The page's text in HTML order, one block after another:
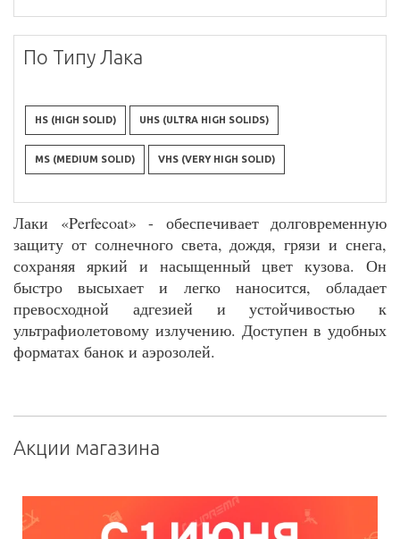
По Типу Лака
HS (HIGH SOLID) UHS (ULTRA HIGH SOLIDS)
MS (MEDIUM SOLID) VHS (VERY HIGH SOLID)
Лаки «Perfecoat» - обеспечивает долговременную
защиту от солнечного света, дождя, грязи и снега,
сохраняя яркий и насыщенный цвет кузова. Он
быстро высыхает и легко наносится, обладает
превосходной адгезией и устойчивостью к
ультрафиолетовому излучению. Доступен в удобных
форматах банок и аэрозолей.
Акции магазина